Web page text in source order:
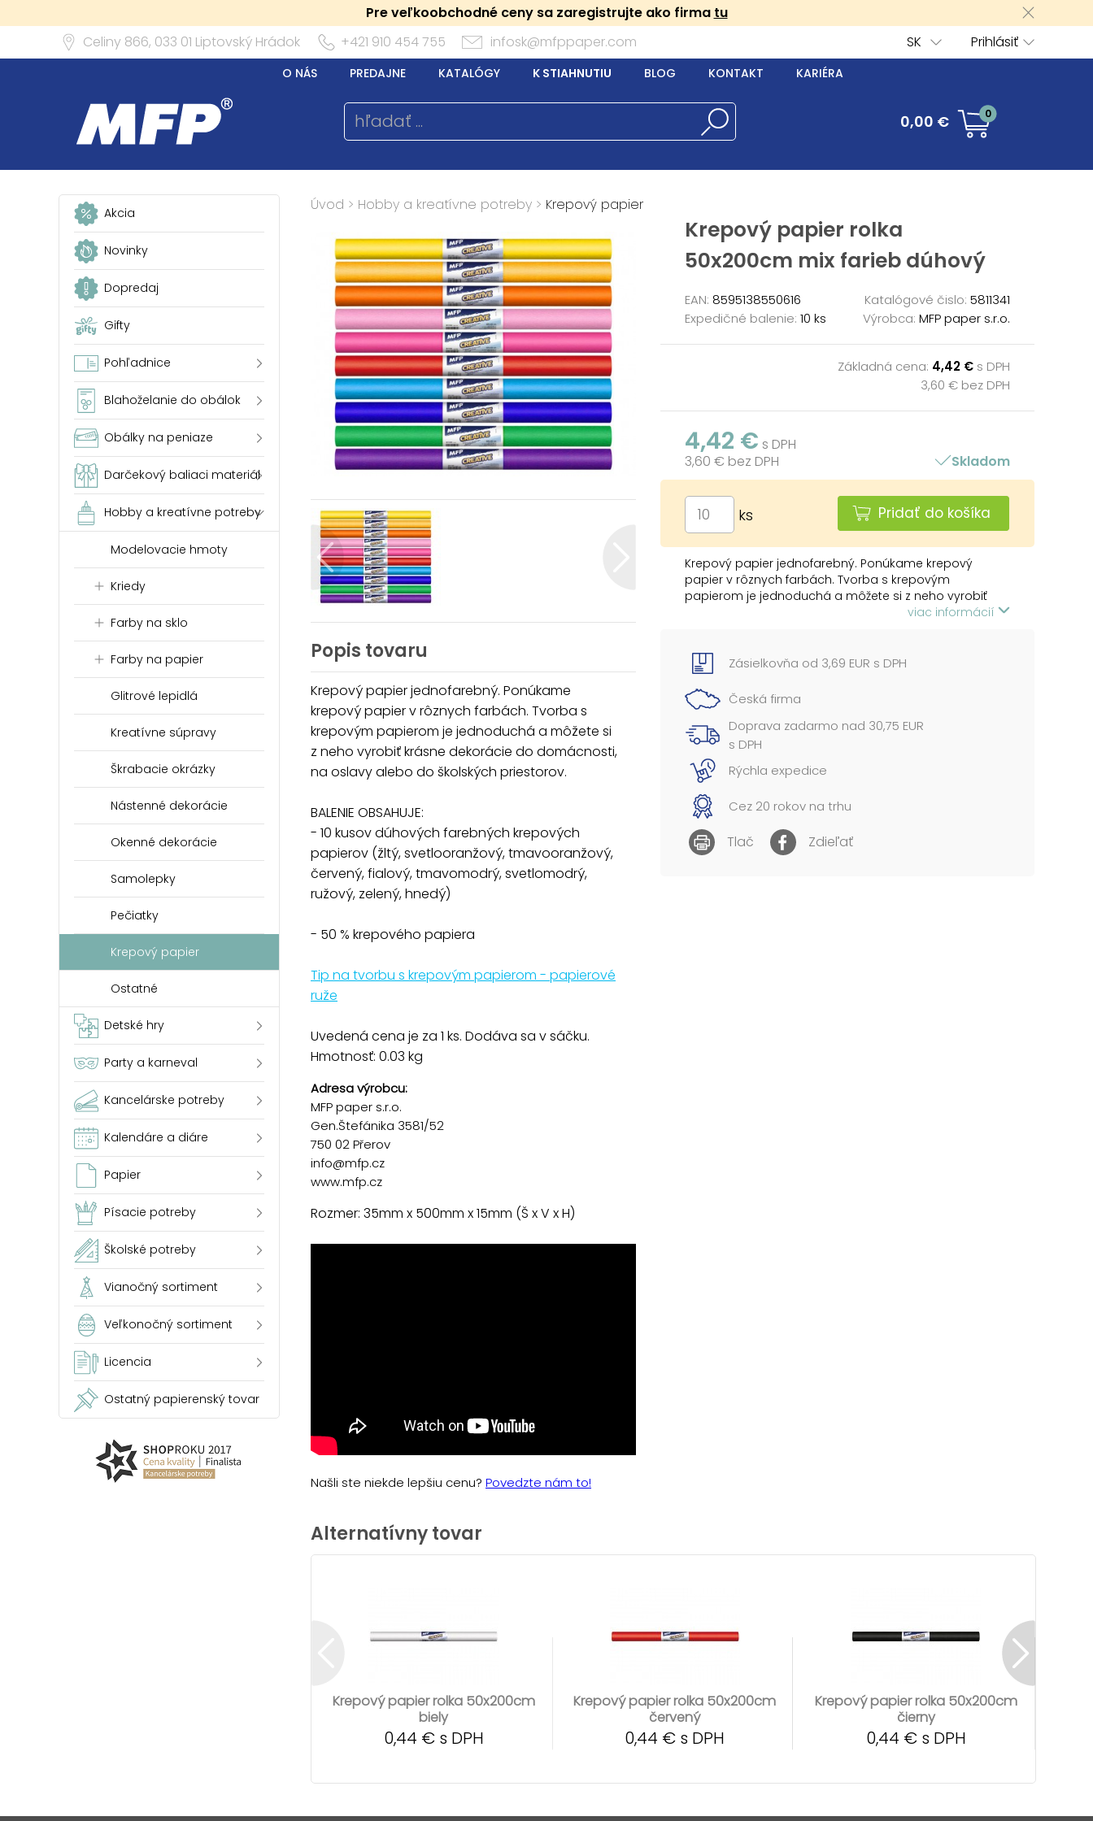
Pre veľkoobchodné ceny sa zaregistrujte ako firma tu
Celiny 866, 033 01 Liptovský Hrádok +421 910 454 755 infosk@mfppaper.com Prihlásiť
SK
O NÁS PREDAJNE KATALÓGY K STIAHNUTIU BLOG KONTAKT KARIÉRA
0,00 € 0
Akcia
Novinky
Dopredaj
Gifty
Pohľadnice
Blahoželanie do obálok
Obálky na peniaze
Darčekový baliaci materiál
Hobby a kreatívne potreby
Modelovacie hmoty
Kriedy
Farby na sklo
Farby na papier
Glitrové lepidlá
Kreatívne súpravy
Škrabacie okrázky
Nástenné dekorácie
Okenné dekorácie
Samolepky
Pečiatky
Krepový papier
Ostatné
Detské hry
Party a karneval
Kancelárske potreby
Kalendáre a diáre
Papier
Písacie potreby
Školské potreby
Vianočný sortiment
Veľkonočný sortiment
Licencia
Ostatný papierenský tovar
Úvod > Hobby a kreatívne potreby > Krepový papier
Krepový papier rolka
50x200cm mix farieb dúhový
EAN: 8595138550616 Katalógové čislo: 5811341
Expedičné balenie: 10 ks Výrobca: MFP paper s.r.o.
Základná cena: 4,42 € s DPH
3,60 € bez DPH
4,42 € s DPH
3,60 € bez DPH
Skladom
ks Pridať do košíka
Krepový papier jednofarebný. Ponúkame krepový
papier v rôznych farbách. Tvorba s krepovým
papierom je jednoduchá a môžete si z neho vyrobiť
krásne dekorácie do domácnosti, na oslavy alebo do
BALENIE OBSAHUJE:
- 10 kusov dúhových farebných krepových papierov
(žltý, svetlooranžový, tmavooranžový, červený, fialový,
tmavomodrý, svetlomodrý, ružový, zelený, hnedý)
- 50 % krepového papiera
Tip na tvorbu s krepovým papierom - papierové ruže
Uvedená cena je za 1 ks. Dodáva sa v sáčku....
viac informácií
Popis tovaru
Krepový papier jednofarebný. Ponúkame
krepový papier v rôznych farbách. Tvorba s
krepovým papierom je jednoduchá a môžete si
z neho vyrobiť krásne dekorácie do domácnosti,
na oslavy alebo do školských priestorov.
BALENIE OBSAHUJE:
- 10 kusov dúhových farebných krepových
papierov (žltý, svetlooranžový, tmavooranžový,
červený, fialový, tmavomodrý, svetlomodrý,
ružový, zelený, hnedý)
- 50 % krepového papiera
Tip na tvorbu s krepovým papierom - papierové
ruže
Uvedená cena je za 1 ks. Dodáva sa v sáčku.
Hmotnosť: 0.03 kg
Adresa výrobcu:
MFP paper s.r.o.
Gen.Štefánika 3581/52
750 02 Přerov
info@mfp.cz
www.mfp.cz
Rozmer: 35mm x 500mm x 15mm (Š x V x H)
Našli ste niekde lepšiu cenu? Povedzte nám to!
Zásielkovňa od 3,69 EUR s DPH
Česká firma
Doprava zadarmo nad 30,75 EUR
s DPH
Rýchla expedice
Cez 20 rokov na trhu
Tlač Zdieľať
Alternatívny tovar
Krepový papier rolka 50x200cm
biely
0,44 € s DPH
Krepový papier rolka 50x200cm
červený
0,44 € s DPH
Krepový papier rolka 50x200cm
čierny
0,44 € s DPH